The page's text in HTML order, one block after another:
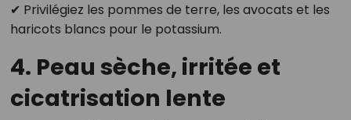
✔ Privilégiez les pommes de terre, les avocats et les
haricots blancs pour le potassium.
4. Peau sèche, irritée et
cicatrisation lente